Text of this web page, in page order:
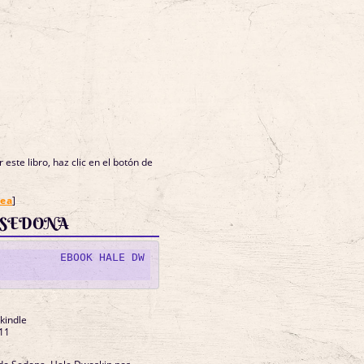
este libro, haz clic en el botón de
]
HALE DW